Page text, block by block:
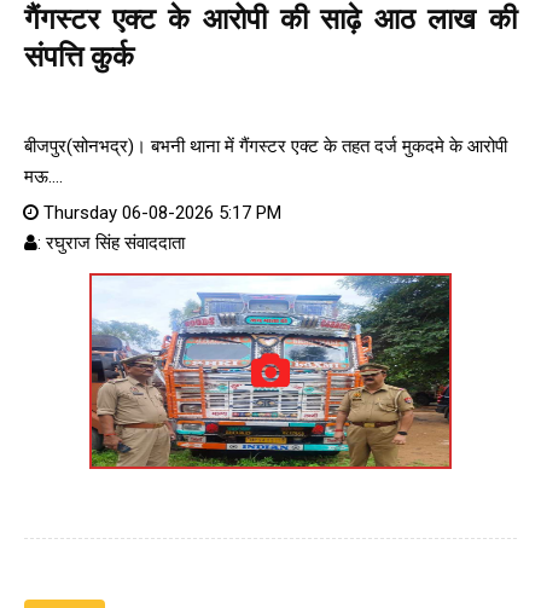
गैंगस्टर एक्ट के आरोपी की साढ़े आठ लाख की
संपत्ति कुर्क
बीजपुर(सोनभद्र)। बभनी थाना में गैंगस्टर एक्ट के तहत दर्ज मुकदमे के आरोपी
मऊ....
Thursday 06-08-2026 5:17 PM
: रघुराज सिंह संवाददाता